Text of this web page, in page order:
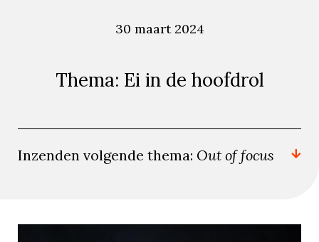
30 maart 2024
Thema: Ei in de hoofdrol
Inzenden volgende thema: Out of focus